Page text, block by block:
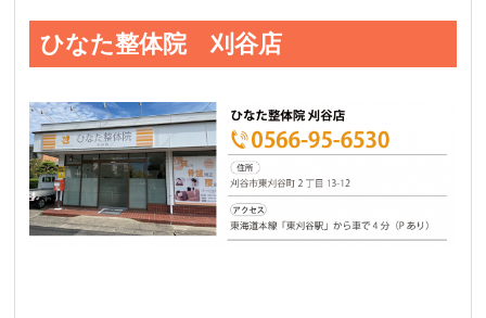
ひなた整体院 刈谷店